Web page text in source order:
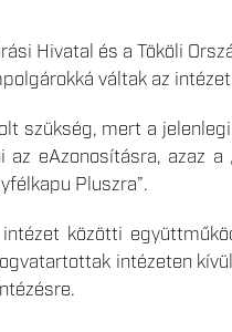
Hivatal és a Tököli
váltak az
szükség, mert a
az eAzonosításra, azaz
Pluszra”.
közötti
intézeten